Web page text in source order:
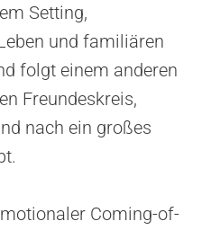
Setting,
und familiären
folgt einem anderen
Freundeskreis,
nach ein großes
Coming-of-